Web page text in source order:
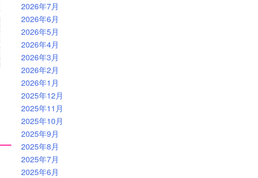
2026年7月
2026年6月
2026年5月
2026年4月
2026年3月
2026年2月
2026年1月
2025年12月
2025年11月
2025年10月
2025年9月
2025年8月
2025年7月
2025年6月